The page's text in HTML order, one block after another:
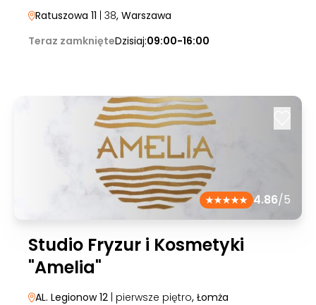
Ratuszowa 11 | 38, Warszawa
Teraz zamknięteDzisiaj:09:00-16:00
4.86/5
Studio Fryzur i Kosmetyki
"Amelia"
AL. Legionow 12 | pierwsze piętro, Łomża